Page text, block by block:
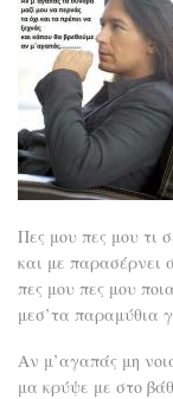
Πες μου πες μου τι
και με παρασέρνει
πες μου πες μου
μεσ’τα παραμύθια
Αν μ’αγαπάς μη
μα κρύψε με στο